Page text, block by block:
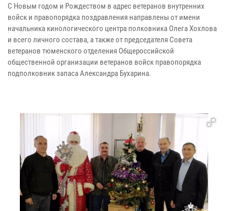
С Новым годом и Рождеством в адрес ветеранов внутренних
войск и правопорядка поздравления направлены от имени
начальника кинологического центра полковника Олега Хохлова
и всего личного состава, а также от председателя Совета
ветеранов тюменского отделения Общероссийской
общественной организации ветеранов войск правопорядка
подполковник запаса Александра Бухарина.